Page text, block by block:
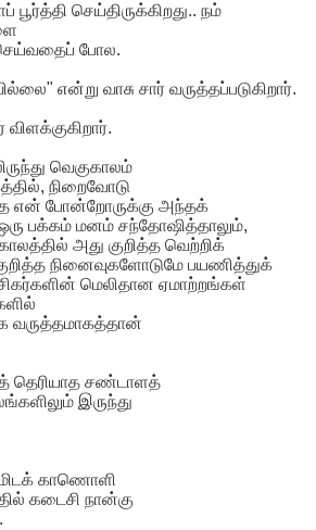
செய்திருக்கிறது.. நம்
செய்வதைப் போல.
என்று வாசு சார் வருத்தப்படுகிறார்.
விளக்குகிறார்.
வெகுகாலம்
நிறைவோடு
என் போன்றோருக்கு அந்தக்
பக்கம் மனம் சந்தோஷித்தாலும்,
அது குறித்த வெற்றிக்
நினைவுகளோடுமே பயணித்துக்
மெலிதான ஏமாற்றங்கள்
வருத்தமாகத்தான்
சண்டாளத்
இருந்து
காணொளி
கடைசி நான்கு